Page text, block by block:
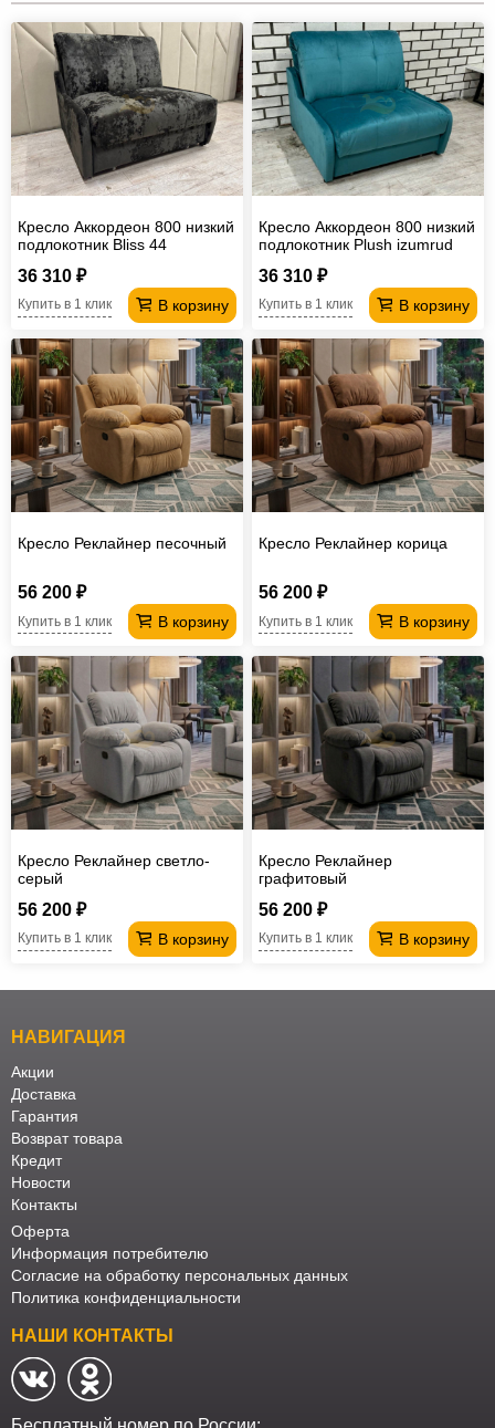
Кресло Аккордеон 800 низкий
подлокотник Вliss 44
36 310 ₽
В корзину
Купить в 1 клик
Кресло Аккордеон 800 низкий
подлокотник Plush izumrud
36 310 ₽
В корзину
Купить в 1 клик
Кресло Реклайнер песочный
56 200 ₽
В корзину
Купить в 1 клик
Кресло Реклайнер корица
56 200 ₽
В корзину
Купить в 1 клик
Кресло Реклайнер светло-
серый
56 200 ₽
В корзину
Купить в 1 клик
Кресло Реклайнер
графитовый
56 200 ₽
В корзину
Купить в 1 клик
НАВИГАЦИЯ
Акции
Доставка
Гарантия
Возврат товара
Кредит
Новости
Контакты
Оферта
Информация потребителю
Согласие на обработку персональных данных
Политика конфиденциальности
НАШИ КОНТАКТЫ